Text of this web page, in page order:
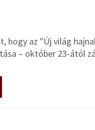
hogy az "Új világ
– október 23-ától